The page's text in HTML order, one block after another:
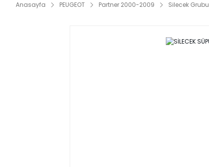
Anasayfa PEUGEOT Partner 2000-2009 Silecek Grubu